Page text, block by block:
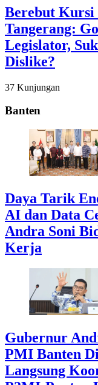
Berebut Kursi
Tangerang:
Legislator,
Dislike?
37 Kunjungan
Banten
Daya Tarik
AI dan Data
Andra Soni
Kerja
Gubernur
PMI Banten
Langsung